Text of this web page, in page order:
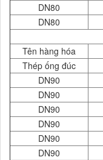
DN80
DN80
Tên hàng hóa
Thép ống đúc
DN90
DN90
DN90
DN90
DN90
DN90